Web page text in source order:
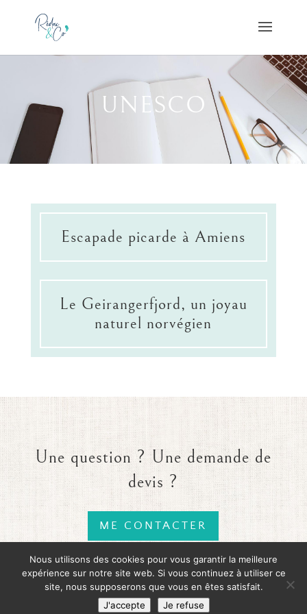
UNESCO
Escapade picarde à Amiens
Le Geirangerfjord, un joyau
naturel norvégien
Une question ? Une demande de
devis ?
ME CONTACTER
Mentions légales- Réalisation :Graine Digitale
Nous utilisons des cookies pour vous garantir la meilleure
expérience sur notre site web. Si vous continuez à utiliser ce
site, nous supposerons que vous en êtes satisfait.
J'accepte
Je refuse